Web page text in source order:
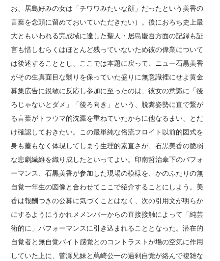
お、居島好みの女は「チワワみたいな顔」だったという美香の
言葉を念頭に留めておいていただきたい）。後におろち史上最
大ともいわれる完成域に達した聖人・居島慶吾方面の記録も証
言も惜しむらくはほとんど残っていないため彼の偉業について
は後述することとし、ここでは本題に戻って、ニュー石黒美香
がその生真面目な翳りを保っていた盛りに無意識裡にせよ黄金
募集広告に鋭敏に反応し参加に至ったのは、彼女の意識に「後
ろじゃないとダメ」「後ろ向き」という、脱糞姿勢に直で繋が
る言葉がトラウマ的沈澱を重ねていたからに他なるまい、とだ
け確認しておきたい。この最単純な俗流フロイト以前的図式を
身も蓋もなく体現してしまう生理的素直さが、石黒美香の脆弱
な悲劇繊維を織り成したといってよい。印南哲治傘下のパフォ
ーマンス、石黒美香が参加した現場の模様を、かのふたりの無
自覚一年生の図像と合わせてここで紹介することにしよう。美
香は報酬つきの公募に気づくことはなく、次の引用文が明らか
にするようにうかれメメンバーからの直接接触によって「純芸
術的に」パフォーマンスに引き込まれることとなった。潜在的
自覚者と無自覚バイト感覚とのコントラストが場の空気に作用
していた上に、菅瀬兄妹と蔦崎公一の過剰自覚が絡んで複雑な